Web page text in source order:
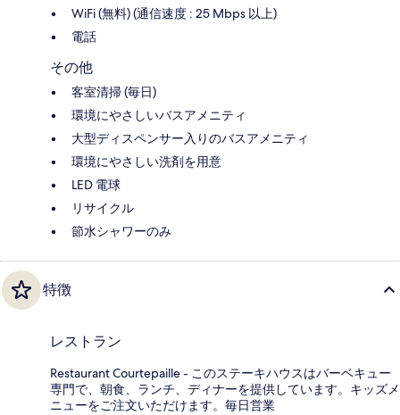
WiFi (無料) (通信速度 : 25 Mbps 以上)
電話
その他
客室清掃 (毎日)
環境にやさしいバスアメニティ
大型ディスペンサー入りのバスアメニティ
環境にやさしい洗剤を用意
LED 電球
リサイクル
節水シャワーのみ
特徴
レストラン
Restaurant Courtepaille - このステーキハウスはバーベキュー
専門で、朝食、ランチ、ディナーを提供しています。キッズメ
ニューをご注文いただけます。毎日営業